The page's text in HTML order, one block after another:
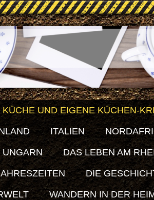
UND EIGENE KÜCHEN-
ITALIEN
UNGARN DAS LEBEN AM
DIE
WANDERN IN DER